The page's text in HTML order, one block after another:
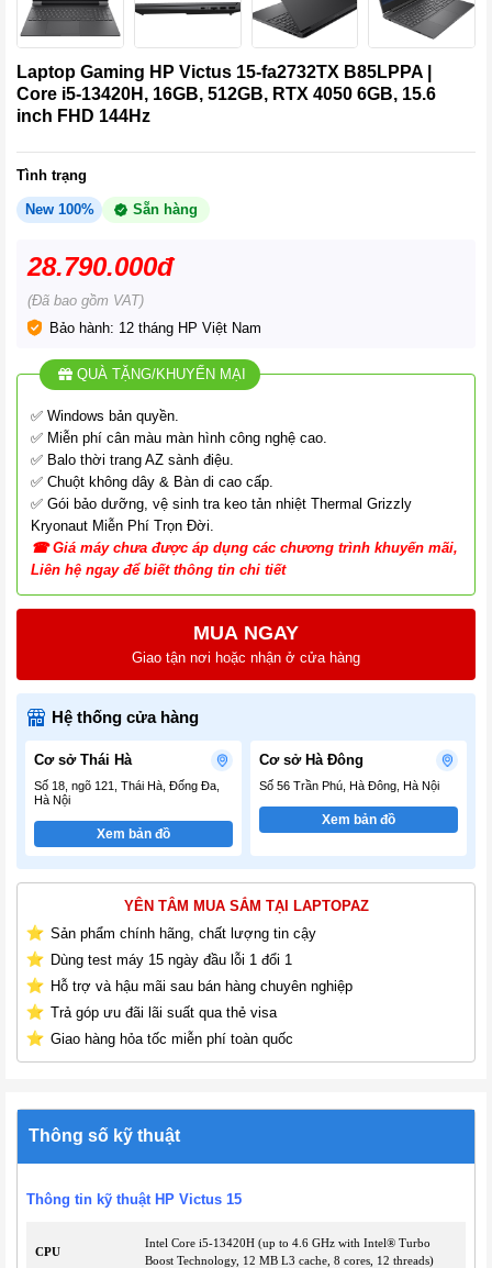
Laptop Gaming HP Victus 15-fa2732TX B85LPPA |
Core i5-13420H, 16GB, 512GB, RTX 4050 6GB, 15.6
inch FHD 144Hz
Tình trạng
New 100% Sẵn hàng
28.790.000đ
(Đã bao gồm VAT)
Bảo hành: 12 tháng HP Việt Nam
QUÀ TẶNG/KHUYẾN MẠI
✅ Windows bản quyền.
✅ Miễn phí cân màu màn hình công nghệ cao.
✅ Balo thời trang AZ sành điệu.
✅ Chuột không dây & Bàn di cao cấp.
✅ Gói bảo dưỡng, vệ sinh tra keo tản nhiệt Thermal Grizzly
Kryonaut Miễn Phí Trọn Đời.
☎Giá máy chưa được áp dụng các chương trình khuyến mãi,
Liên hệ ngay để biết thông tin chi tiết
MUA NGAY
Giao tận nơi hoặc nhận ở cửa hàng
Hệ thống cửa hàng
Cơ sở Thái Hà
Số 18, ngõ 121, Thái Hà, Đống Đa,
Hà Nội
Xem bản đồ
Cơ sở Hà Đông
Số 56 Trần Phú, Hà Đông, Hà Nội
Xem bản đồ
YÊN TÂM MUA SẮM TẠI LAPTOPAZ
Sản phẩm chính hãng, chất lượng tin cậy
Dùng test máy 15 ngày đầu lỗi 1 đổi 1
Hỗ trợ và hậu mãi sau bán hàng chuyên nghiệp
Trả góp ưu đãi lãi suất qua thẻ visa
Giao hàng hỏa tốc miễn phí toàn quốc
Thông số kỹ thuật
Thông tin kỹ thuật HP Victus 15
CPU
Intel Core i5-13420H (up to 4.6 GHz with Intel® Turbo
Boost Technology, 12 MB L3 cache, 8 cores, 12 threads)